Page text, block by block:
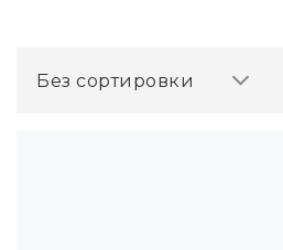
Без сортировки